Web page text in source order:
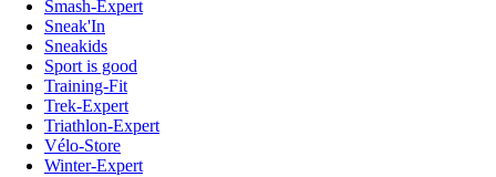
Smash-Expert
Sneak'In
Sneakids
Sport is good
Training-Fit
Trek-Expert
Triathlon-Expert
Vélo-Store
Winter-Expert